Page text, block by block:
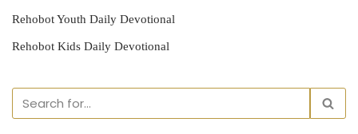
Rehobot Youth Daily Devotional
Rehobot Kids Daily Devotional